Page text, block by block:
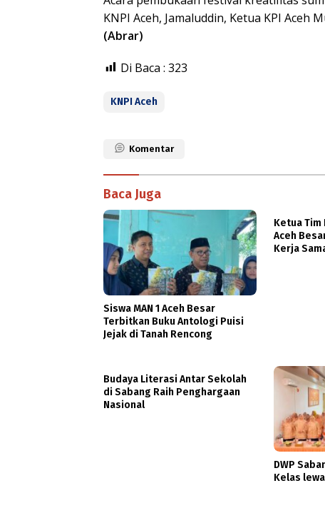
KNPI Aceh, Jamaluddin, Ketua KPI Aceh
(Abrar)
Di Baca : 323
KNPI Aceh
Komentar
Baca Juga
Siswa MAN 1 Aceh Besar
Terbitkan Buku Antologi Puisi
Jejak di Tanah Rencong
Ketua Tim
Aceh
Kerja
Budaya Literasi Antar Sekolah
di Sabang Raih Penghargaan
Nasional
DWP
Kelas